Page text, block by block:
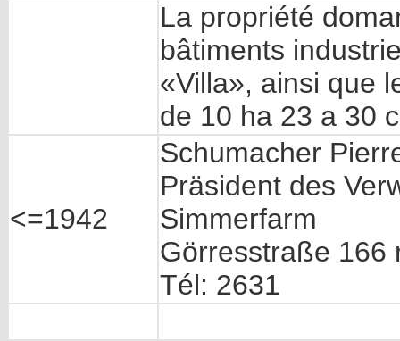
La propriété
bâtiments
«Villa», ainsi que
de 10 ha 23 a 30
<=1942
Schumacher
Präsident des
Simmerfarm
Görresstraße 166
Tél: 2631